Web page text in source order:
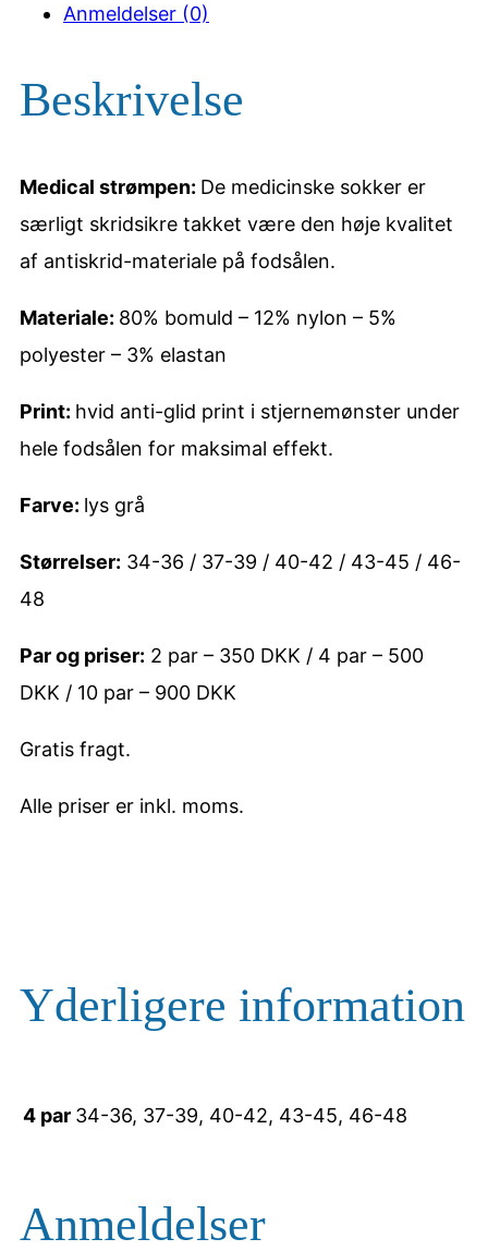
d
h
m
m
e
s
t
m
p
n
a
Anmeldelser (0)
Beskrivelse
Medical strømpen: De medicinske sokker er
særligt skridsikre takket være den høje kvalitet
af antiskrid-materiale på fodsålen.
Materiale: 80% bomuld – 12% nylon – 5%
polyester – 3% elastan
Print: hvid anti-glid print i stjernemønster under
hele fodsålen for maksimal effekt.
Farve: lys grå
Størrelser: 34-36 / 37-39 / 40-42 / 43-45 / 46-
48
Par og priser: 2 par – 350 DKK / 4 par – 500
DKK / 10 par – 900 DKK
Gratis fragt.
Alle priser er inkl. moms.
Yderligere information
4 par 34-36, 37-39, 40-42, 43-45, 46-48
Anmeldelser